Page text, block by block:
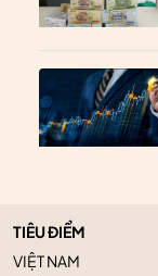
TIÊU ĐIỂM
VIỆT NAM